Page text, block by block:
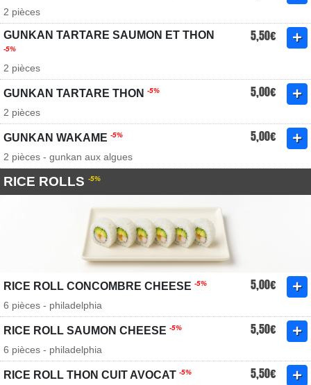
2 pièces
GUNKAN TARTARE SAUMON ET THON
-5%
5,50€
2 pièces
GUNKAN TARTARE THON -5% 5,00€
2 pièces
GUNKAN WAKAME -5% 5,00€
2 pièces - gunkan aux algues
RICE ROLLS -5%
RICE ROLL CONCOMBRE CHEESE -5% 5,00€
6 pièces - philadelphia
RICE ROLL SAUMON CHEESE -5% 5,50€
6 pièces - philadelphia
RICE ROLL THON CUIT AVOCAT -5% 5,50€